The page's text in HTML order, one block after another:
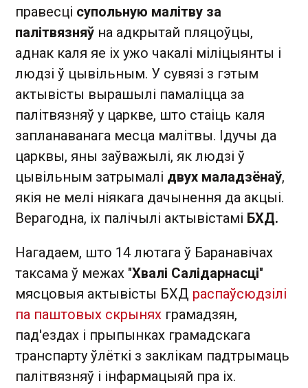
правесці супольную малітву за
палітвязняў на адкрытай пляцоўцы,
аднак каля яе іх ужо чакалі міліцыянты і
людзі ў цывільным. У сувязі з гэтым
актывісты вырашылі памаліцца за
палітвязняў у царкве, што стаіць каля
запланаванага месца малітвы. Ідучы да
царквы, яны заўважылі, як людзі ў
цывільным затрымалі двух маладзёнаў,
якія не мелі ніякага дачынення да акцыі.
Верагодна, іх палічылі актывістамі БХД.
Нагадаем, што 14 лютага ў Баранавічах
таксама ў межах "Хвалі Салідарнасці"
мясцовыя актывісты БХД распаўсюдзілі
па паштовых скрынях грамадзян,
пад'ездах і прыпынках грамадскага
транспарту ўлёткі з заклікам падтрымаць
палітвязняў і інфармацыяй пра іх.